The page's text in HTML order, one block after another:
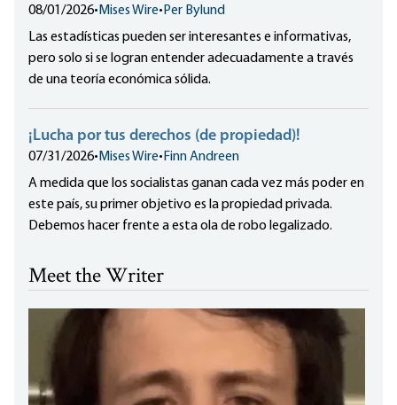
08/01/2026• Mises Wire• Per Bylund
Las estadísticas pueden ser interesantes e informativas,
pero solo si se logran entender adecuadamente a través
de una teoría económica sólida.
¡Lucha por tus derechos (de propiedad)!
07/31/2026• Mises Wire• Finn Andreen
A medida que los socialistas ganan cada vez más poder en
este país, su primer objetivo es la propiedad privada.
Debemos hacer frente a esta ola de robo legalizado.
Meet the Writer